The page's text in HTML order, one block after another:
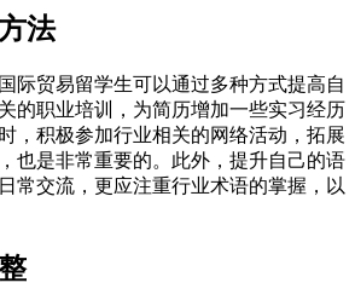
法
际贸易留学生可以通过多种方式提高自
的职业培训，为简历增加一些实习经历
，积极参加行业相关的网络活动，拓展
也是非常重要的。此外，提升自己的语
常交流，更应注重行业术语的掌握，以